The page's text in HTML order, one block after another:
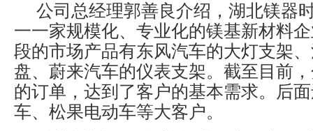
公司总经理郭善良介绍，湖北镁器
一一家规模化、专业化的镁基新材料
段的市场产品有东风汽车的大灯支架
盘、蔚来汽车的仪表支架。截至目前
的订单，达到了客户的基本需求。后
车、松果电动车等大客户。